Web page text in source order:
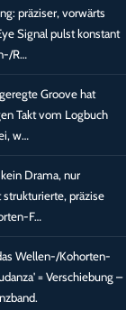
präziser, vorwärts
Signal pulst konstant
R…
Groove hat
Takt vom Logbuch
w…
Drama, nur
präzise
F…
Wellen-/Kohorten-
= Verschiebung –